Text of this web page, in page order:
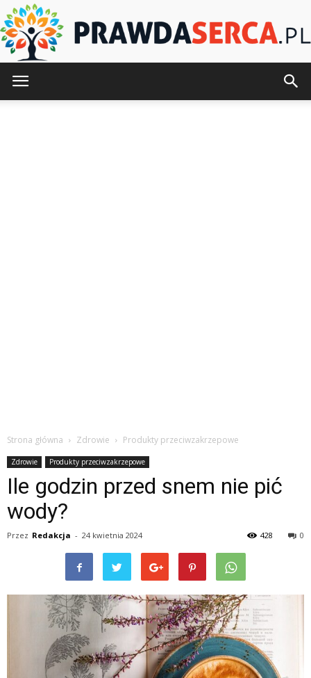
Strona główna Zdrowie Produkty przeciwzakrzepowe
Zdrowie Produkty przeciwzakrzepowe
Ile godzin przed snem nie pić
wody?
Przez Redakcja - 24 kwietnia 2024 0
428